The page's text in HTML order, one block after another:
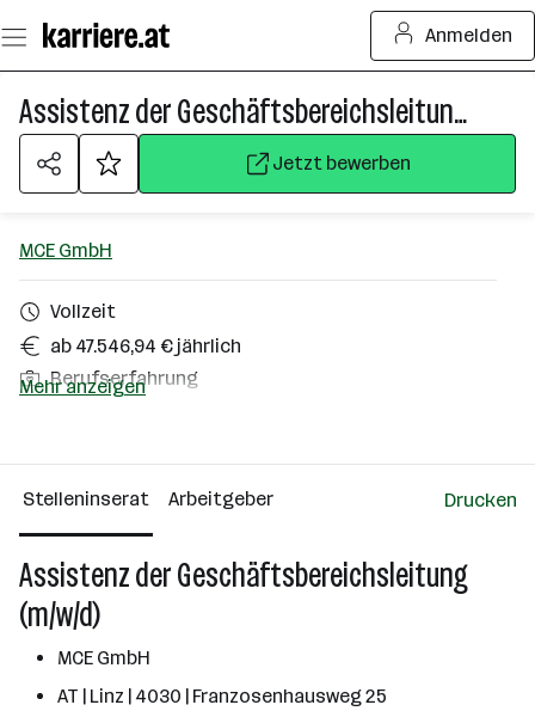
Seiteninhalt
springen
Anmelden
Assistenz der Geschäftsbereichsleitung (m/w/d)
Jetzt bewerben
MCE GmbH
Vollzeit
ab 47.546,94 € jährlich
Berufserfahrung
Über das Unternehmen
101 - 500 Mitarbeiter*innen
Linz
Mehr anzeigen
Stelleninserat Arbeitgeber Drucken
Assistenz der Geschäftsbereichsleitung
(m/w/d)
MCE GmbH
AT | Linz | 4030 | Franzosenhausweg 25